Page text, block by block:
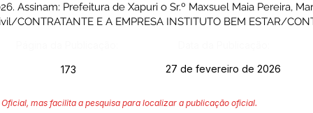
Assinam: Prefeitura de Xapuri o Sr.º Maxsuel Maia Pereira,
CONTRATANTE E A EMPRESA INSTITUTO BEM ESTAR/
173 27 de fevereiro de 2026
mas facilita a pesquisa para localizar a publicação oficial.